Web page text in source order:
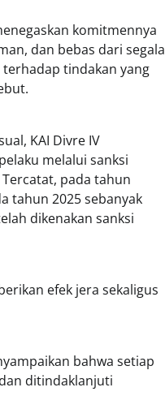
komitmennya
dan bebas dari segala
tindakan yang
KAI Divre IV
melalui sanksi
pada tahun
tahun 2025 sebanyak
dikenakan sanksi
efek jera sekaligus
bahwa setiap
ditindaklanjuti